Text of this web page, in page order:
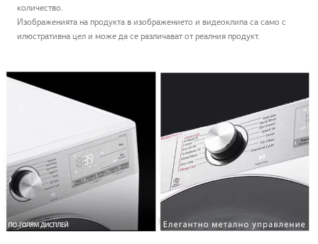
количество.
Изображенията на продукта в изображението и видеоклипа са само с
илюстративна цел и може да се различават от реалния продукт.